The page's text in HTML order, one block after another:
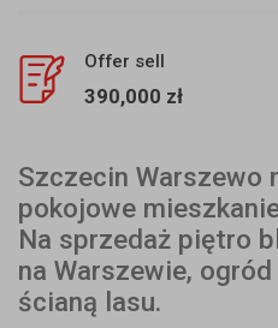
Offer sell
390,000 zł
Szczecin Warszewo
pokojowe
Na sprzedaż piętro
na Warszewie,
ścianą lasu.